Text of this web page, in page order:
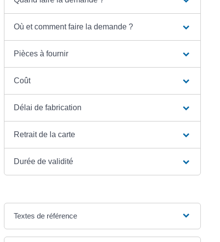
Où et comment faire la demande ?
Pièces à fournir
Coût
Délai de fabrication
Retrait de la carte
Durée de validité
Textes de référence